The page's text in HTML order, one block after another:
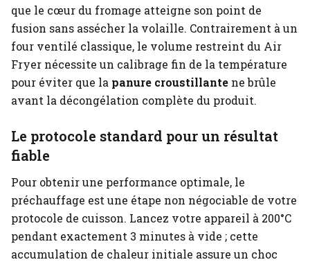
que le cœur du fromage atteigne son point de
fusion sans assécher la volaille. Contrairement à un
four ventilé classique, le volume restreint du Air
Fryer nécessite un calibrage fin de la température
pour éviter que la panure croustillante ne brûle
avant la décongélation complète du produit.
Le protocole standard pour un résultat
fiable
Pour obtenir une performance optimale, le
préchauffage est une étape non négociable de votre
protocole de cuisson. Lancez votre appareil à 200°C
pendant exactement 3 minutes à vide ; cette
accumulation de chaleur initiale assure un choc